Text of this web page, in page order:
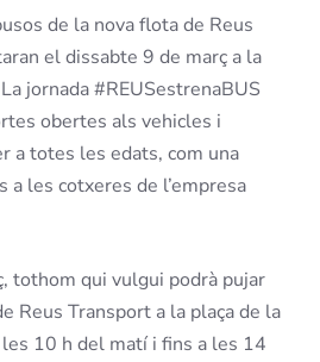
de la nova flota de Reus
el dissabte 9 de març a la
jornada #REUSestrenaBUS
obertes als vehicles i
a totes les edats, com una
a les cotxeres de l’empresa
tothom qui vulgui podrà pujar
Reus Transport a la plaça de la
10 h del matí i fins a les 14